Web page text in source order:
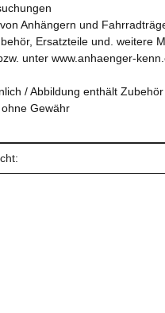
Anhängern und
Ersatzteile und. weitere
unter www.anhaenger-
/ Abbildung enthält Zubehör
Gewähr